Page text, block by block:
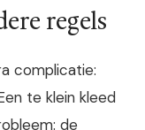
regels
complicatie:
te klein kleed
de